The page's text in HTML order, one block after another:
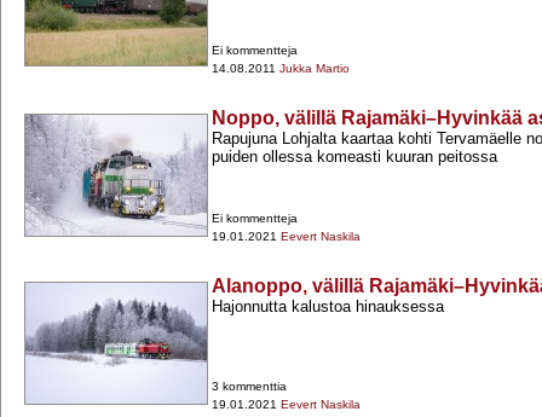
Ei kommentteja
14.08.2011 Jukka Martio
Noppo, välillä Rajamäki–Hyvinkää
Rapujuna Lohjalta kaartaa kohti Tervamäelle
puiden ollessa komeasti kuuran peitossa
Ei kommentteja
19.01.2021 Eevert Naskila
Alanoppo, välillä
Hajonnutta kalustoa hinauksessa
3 kommenttia
19.01.2021 Eevert Naskila